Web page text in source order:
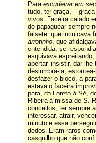
Para escudeirar em
tudo, ter graça, –
vivos. Faceira calado
de papaguear sempre
falsete, que inculcava
arrotinho, que
entendida, se
esquivava
apertar, insistir, dar-
deslumbrá-la,
desfazer o bioco, a
estava o faceira
para, do Loreto à Sé,
Ribeira à missa de S.
conceitos, ter sempre
interessar, atrair,
minuto e essa
dedos. Eram raros
casquilho que não